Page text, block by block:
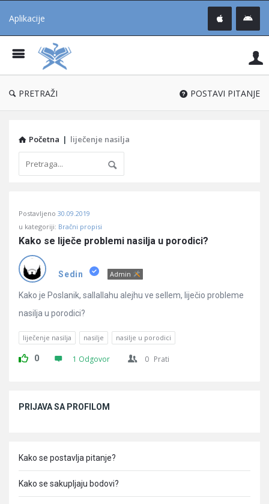
Aplikacije
®
PRETRAŽI POSTAVI PITANJE
Početna | liječenje nasilja
Učene
Latest
Pitanja
Postavljeno 30.09.2019
u kategoriji: Bračni propisi
Kako se liječe problemi nasilja u porodici?
Sedin Admin
Kako je Poslanik, sallallahu alejhu ve sellem, liječio probleme
nasilja u porodici?
liječenje nasilja nasilje nasilje u porodici
0 1 Odgovor 0 Prati
PRIJAVA SA PROFILOM
Kako se postavlja pitanje?
Kako se sakupljaju bodovi?